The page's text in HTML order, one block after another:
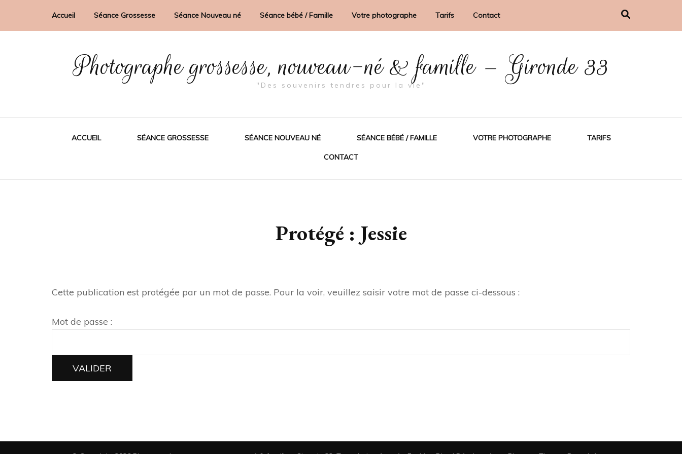
Accueil Séance Grossesse Séance Nouveau né Séance bébé / Famille Votre photographe Tarifs Contact
Photographe grossesse, nouveau-né & famille – Gironde 33
"Des souvenirs tendres pour la vie"
ACCUEIL SÉANCE GROSSESSE SÉANCE NOUVEAU NÉ SÉANCE BÉBÉ / FAMILLE VOTRE PHOTOGRAPHE TARIFS
CONTACT
Protégé : Jessie
Cette publication est protégée par un mot de passe. Pour la voir, veuillez saisir votre mot de passe ci-dessous :
Mot de passe :